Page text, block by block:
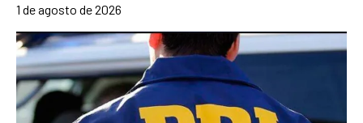
1 de agosto de 2026